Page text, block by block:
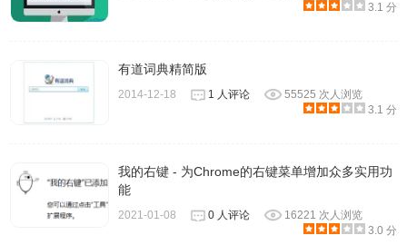
3.1 分
有道词典精简版
2014-12-18 1 人评论
55525 次人浏览
3.1 分
我的右键 - 为Chrome的右键菜单增加众多实用功
能
2021-01-08 0 人评论
16221 次人浏览
3.0 分